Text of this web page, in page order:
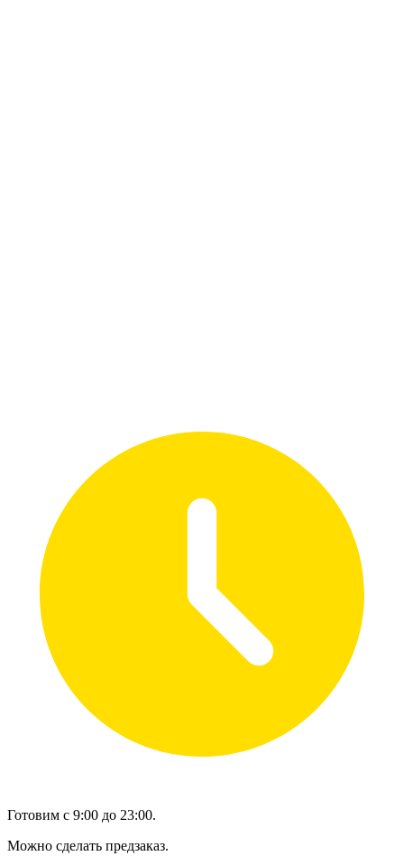
Готовим с 9:00 до 23:00.
Можно сделать предзаказ.